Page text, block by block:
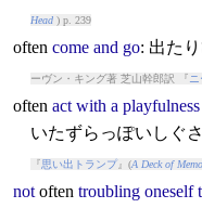
Head) p. 239
often come and go: 出た
ーヴン・キング著 芝山幹郎訳 『
often act with a playfulness
いたずらっぽいしぐ
『思い出トランプ』(A Deck of
not often troubling oneself